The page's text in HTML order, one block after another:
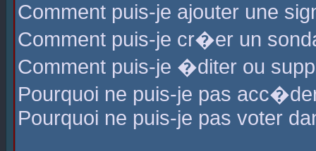
Comment puis-je ajouter une
Comment puis-je cr�er un
Comment puis-je �diter ou
Pourquoi ne puis-je pas
Pourquoi ne puis-je pas voter